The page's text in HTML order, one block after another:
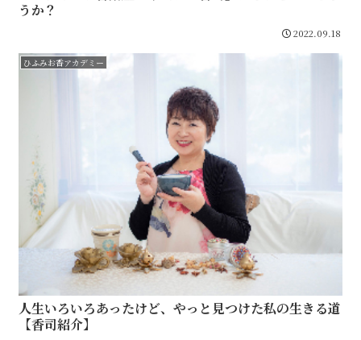
うか？
2022.09.18
ひふみお香アカデミー
人生いろいろあったけど、やっと見つけた私の生きる道
【香司紹介】